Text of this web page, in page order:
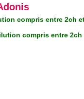
compris entre 2ch
compris entre 2ch